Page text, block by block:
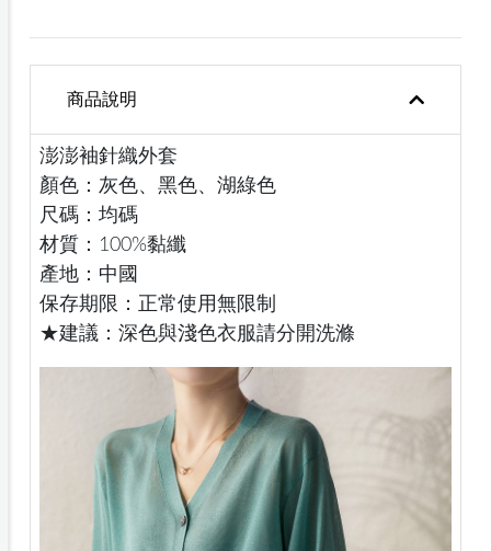
商品說明
澎澎袖針織外套
顏色：灰色、黑色、湖綠色
尺碼：均碼
材質：100%黏纖
產地：中國
保存期限：正常使用無限制
★建議：深色與淺色衣服請分開洗滌